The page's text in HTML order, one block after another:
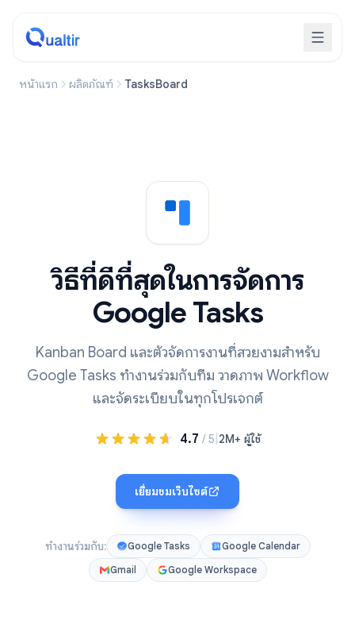
หน้าแรก ผลิตภัณฑ์ TasksBoard
วิธีที่ดีที่สุดในการจัดการ
Google Tasks
Kanban Board และตัวจัดการงานที่สวยงามสำหรับ
Google Tasks ทำงานร่วมกับทีม วาดภาพ Workflow
และจัดระเบียบในทุกโปรเจกต์
4.7 / 5 2M+ ผู้ใช้
เยี่ยมชมเว็บไซต์
ทำงานร่วมกับ: Google Tasks
Google Calendar
Gmail
Google Workspace